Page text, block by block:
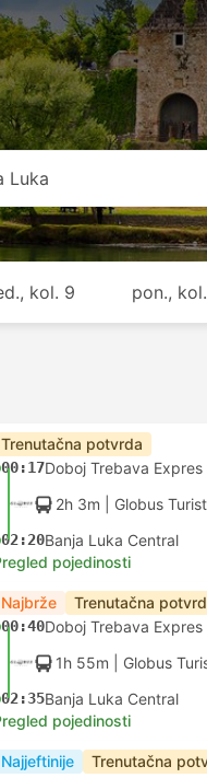
Luka
kol. 9 pon.,
Trenutačna potvrda
00:17Doboj Trebava Expres
2h 3m | Globus Turist
02:20Banja Luka Central
pojedinosti
Najbrže Trenutačna
00:40Doboj Trebava Expres
1h 55m | Globus
02:35Banja Luka Central
pojedinosti
Najjeftinije Trenutačna